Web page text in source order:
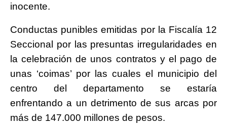
inocente.
Conductas punibles emitidas por la Fiscalía 12
Seccional por las presuntas irregularidades en
la celebración de unos contratos y el pago de
unas ‘coimas’ por las cuales el municipio del
centro del departamento se estaría
enfrentando a un detrimento de sus arcas por
más de 147.000 millones de pesos.